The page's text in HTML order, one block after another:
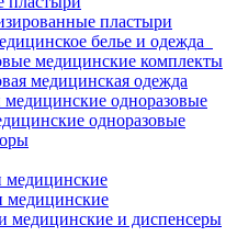
пластыри
белье и одежда
медицинские комплекты
медицинская одежда
одноразовые
одноразовые
медицинские
медицинские
медицинские и диспенсеры